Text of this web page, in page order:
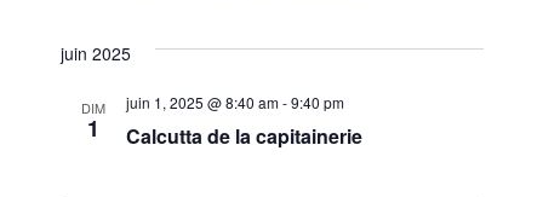
juin 2025
DIM
1 Calcutta de la capitainerie
juin 1, 2025 @ 8:40 am-9:40 pm